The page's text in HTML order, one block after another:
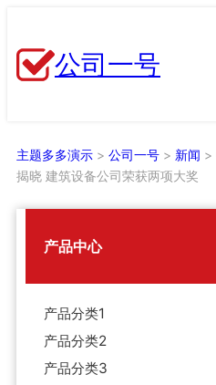
公司一号
主题多多演示 > 公司一号 > 新闻 >
揭晓 建筑设备公司荣获两项大奖
产品中心
产品分类1
产品分类2
产品分类3